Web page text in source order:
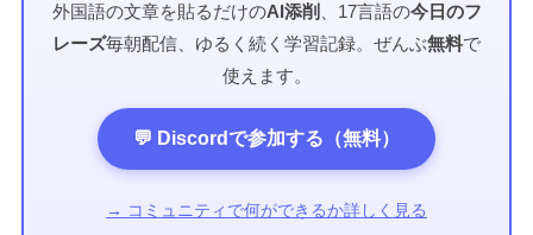
外国語の文章を貼るだけのAI添削 、17言語の今日のフ
レーズ毎朝配信、ゆるく続く学習記録。ぜんぶ無料で
使えます。
💬 Discordで参加する（無料）
→ コミュニティで何ができるか詳しく見る